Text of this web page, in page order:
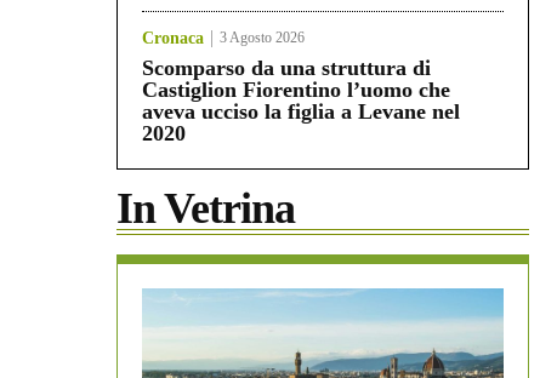
Cronaca 3 Agosto 2026
Scomparso da una struttura di
Castiglion Fiorentino l’uomo che
aveva ucciso la figlia a Levane nel
2020
In Vetrina